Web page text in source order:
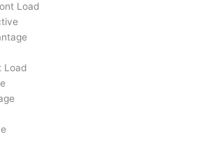
Load
Load